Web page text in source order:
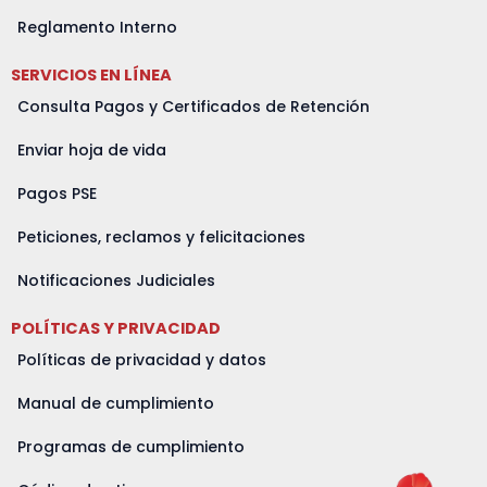
Reglamento Interno
SERVICIOS EN LÍNEA
Consulta Pagos y Certificados de Retención
Enviar hoja de vida
Pagos PSE
Peticiones, reclamos y felicitaciones
Notificaciones Judiciales
POLÍTICAS Y PRIVACIDAD
Políticas de privacidad y datos
Manual de cumplimiento
Programas de cumplimiento